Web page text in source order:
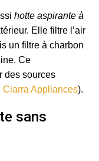
hotte aspirante à
Elle filtre l’air
un filtre à charbon
Ce
des sources
Ciarra Appliances).
sans